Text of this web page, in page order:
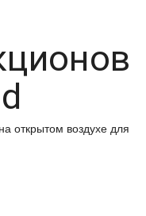
открытом воздухе для